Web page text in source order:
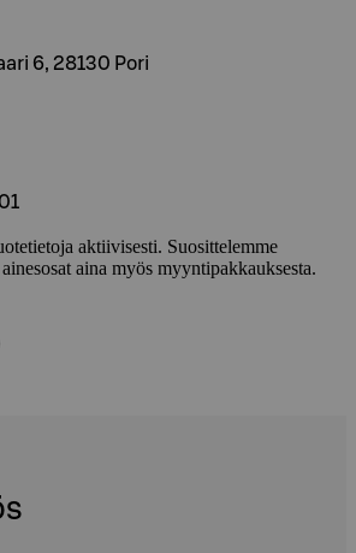
6, 28130 Pori
aktiivisesti. Suosittelemme
aina myös myyntipakkauksesta.